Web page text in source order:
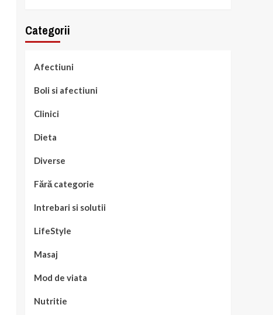
Categorii
Afectiuni
Boli si afectiuni
Clinici
Dieta
Diverse
Fără categorie
Intrebari si solutii
LifeStyle
Masaj
Mod de viata
Nutritie